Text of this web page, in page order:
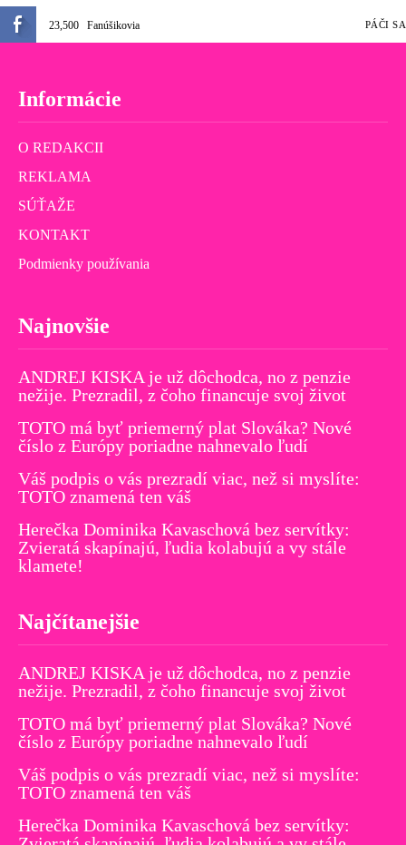
23,500 Fanúšikovia PÁČI SA
Informácie
O REDAKCII
REKLAMA
SÚŤAŽE
KONTAKT
Podmienky používania
Najnovšie
ANDREJ KISKA je už dôchodca, no z penzie
nežije. Prezradil, z čoho financuje svoj život
TOTO má byť priemerný plat Slováka? Nové
číslo z Európy poriadne nahnevalo ľudí
Váš podpis o vás prezradí viac, než si myslíte:
TOTO znamená ten váš
Herečka Dominika Kavaschová bez servítky:
Zvieratá skapínajú, ľudia kolabujú a vy stále
klamete!
Najčítanejšie
ANDREJ KISKA je už dôchodca, no z penzie
nežije. Prezradil, z čoho financuje svoj život
TOTO má byť priemerný plat Slováka? Nové
číslo z Európy poriadne nahnevalo ľudí
Váš podpis o vás prezradí viac, než si myslíte:
TOTO znamená ten váš
Herečka Dominika Kavaschová bez servítky: